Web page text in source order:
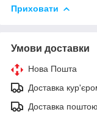
Приховати
Умови доставки
Нова Пошта
Доставка
Доставка поштою